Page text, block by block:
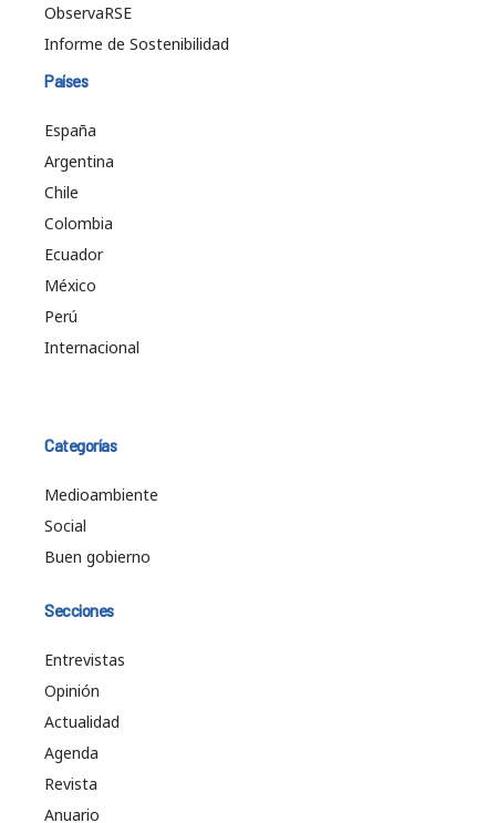
ObservaRSE
Informe de Sostenibilidad
Países
España
Argentina
Chile
Colombia
Ecuador
México
Perú
Internacional
Categorías
Medioambiente
Social
Buen gobierno
Secciones
Entrevistas
Opinión
Actualidad
Agenda
Revista
Anuario